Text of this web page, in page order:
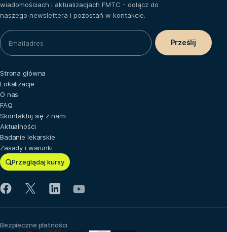
wiadomościach i aktualizacjach FMTC - dołącz do
naszego newslettera i pozostań w kontakcie.
Przeglądaj kursy
Strona główna
Lokalizacje
O nas
FAQ
Skontaktuj się z nami
Aktualności
Badanie lekarskie
Zasady i warunki
Bezpieczne płatności